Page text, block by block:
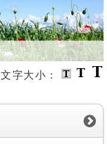
文字大小：